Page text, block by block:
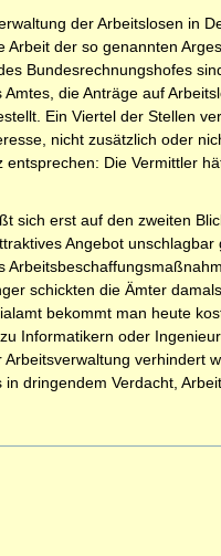
der Arbeitslosen in
der so genannten
Bundesrechnungshofes
die Anträge auf
Ein Viertel der Stellen
nicht zusätzlich oder
Die Vermittler
sich erst auf den zweiten
Angebot
schickten die Ämter
bekommt man heute
Informatikern oder
verhindert
dringendem Verdacht,